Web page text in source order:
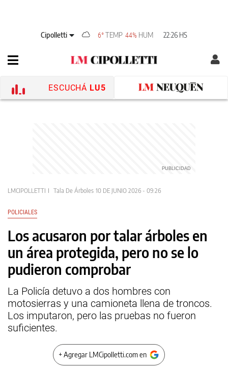
Cipolletti 6°TEMP 44% HUM 22:26 HS
ESCUCHÁ LU5
LMCIPOLLETTI Tala De Árboles 10 DE JUNIO 2026 - 09:26
POLICIALES
Los acusaron por talar árboles en
un área protegida, pero no se lo
pudieron comprobar
La Policía detuvo a dos hombres con
motosierras y una camioneta llena de troncos.
Los imputaron, pero las pruebas no fueron
suficientes.
+ Agregar LMCipolletti.com en